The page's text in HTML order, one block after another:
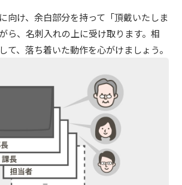
向け、余白部分を持って「頂戴いたしま
ら、名刺入れの上に受け取ります。相
て、落ち着いた動作を心がけましょう。